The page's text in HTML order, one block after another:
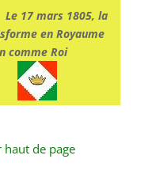
Le 17 mars 1805, la
en Royaume
comme Roi
de page